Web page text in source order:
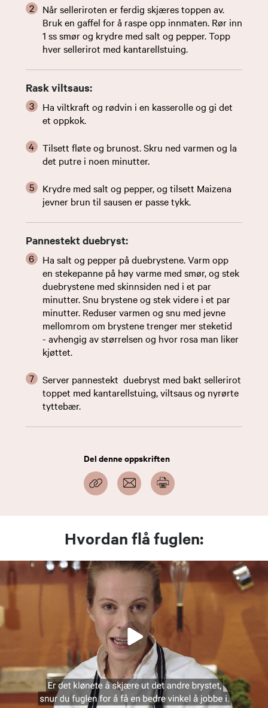
Når selleriroten er ferdig skjæres toppen av.
Bruk en gaffel for å raspe opp innmaten. Rør inn
1 ss smør og krydre med salt og pepper. Topp
hver sellerirot med kantarellstuing.
Rask viltsaus:
Ha viltkraft og rødvin i en kasserolle og gi det
et oppkok.
Tilsett fløte og brunost. Skru ned varmen og la
det putre i noen minutter.
Krydre med salt og pepper, og tilsett Maizena
jevner brun til sausen er passe tykk.
Pannestekt duebryst:
Ha salt og pepper på duebrystene. Varm opp
en stekepanne på høy varme med smør, og stek
duebrystene med skinnsiden ned i et par
minutter. Snu brystene og stek videre i et par
minutter. Reduser varmen og snu med jevne
mellomrom om brystene trenger mer steketid
- avhengig av størrelsen og hvor rosa man liker
kjøttet.
Server pannestekt duebryst med bakt sellerirot
toppet med kantarellstuing, viltsaus og nyrørte
tyttebær.
Del denne oppskriften
Hvordan flå fuglen: